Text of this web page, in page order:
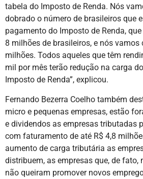
tabela do Imposto de Renda. Nós
dobrado o número de brasileiros que
pagamento do Imposto de Renda,
8 milhões de brasileiros, e nós vamos
milhões. Todos aqueles que têm
mil por mês terão redução na carga
Imposto de Renda”, explicou.
Fernando Bezerra Coelho também
micro e pequenas empresas, estão
e dividendos as empresas tributadas
com faturamento de até R$ 4,8
aumento de carga tributária as
distribuem, as empresas que, de fato,
não queiram promover novos